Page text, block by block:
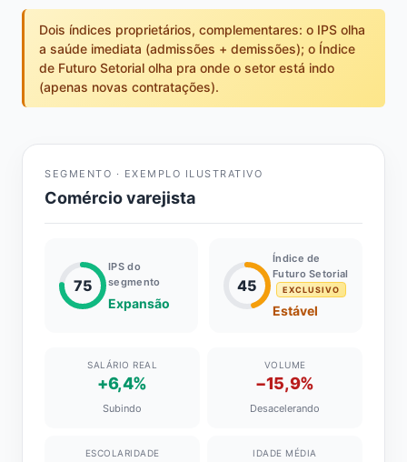
Dois índices proprietários, complementares: o IPS olha
a saúde imediata (admissões + demissões); o Índice
de Futuro Setorial olha pra onde o setor está indo
(apenas novas contratações).
SEGMENTO · EXEMPLO ILUSTRATIVO
Comércio varejista
75
IPS do
segmento
Expansão
45
Índice de
Futuro Setorial
EXCLUSIVO
Estável
SALÁRIO REAL
+6,4%
Subindo
VOLUME
−15,9%
Desacelerando
ESCOLARIDADE IDADE MÉDIA